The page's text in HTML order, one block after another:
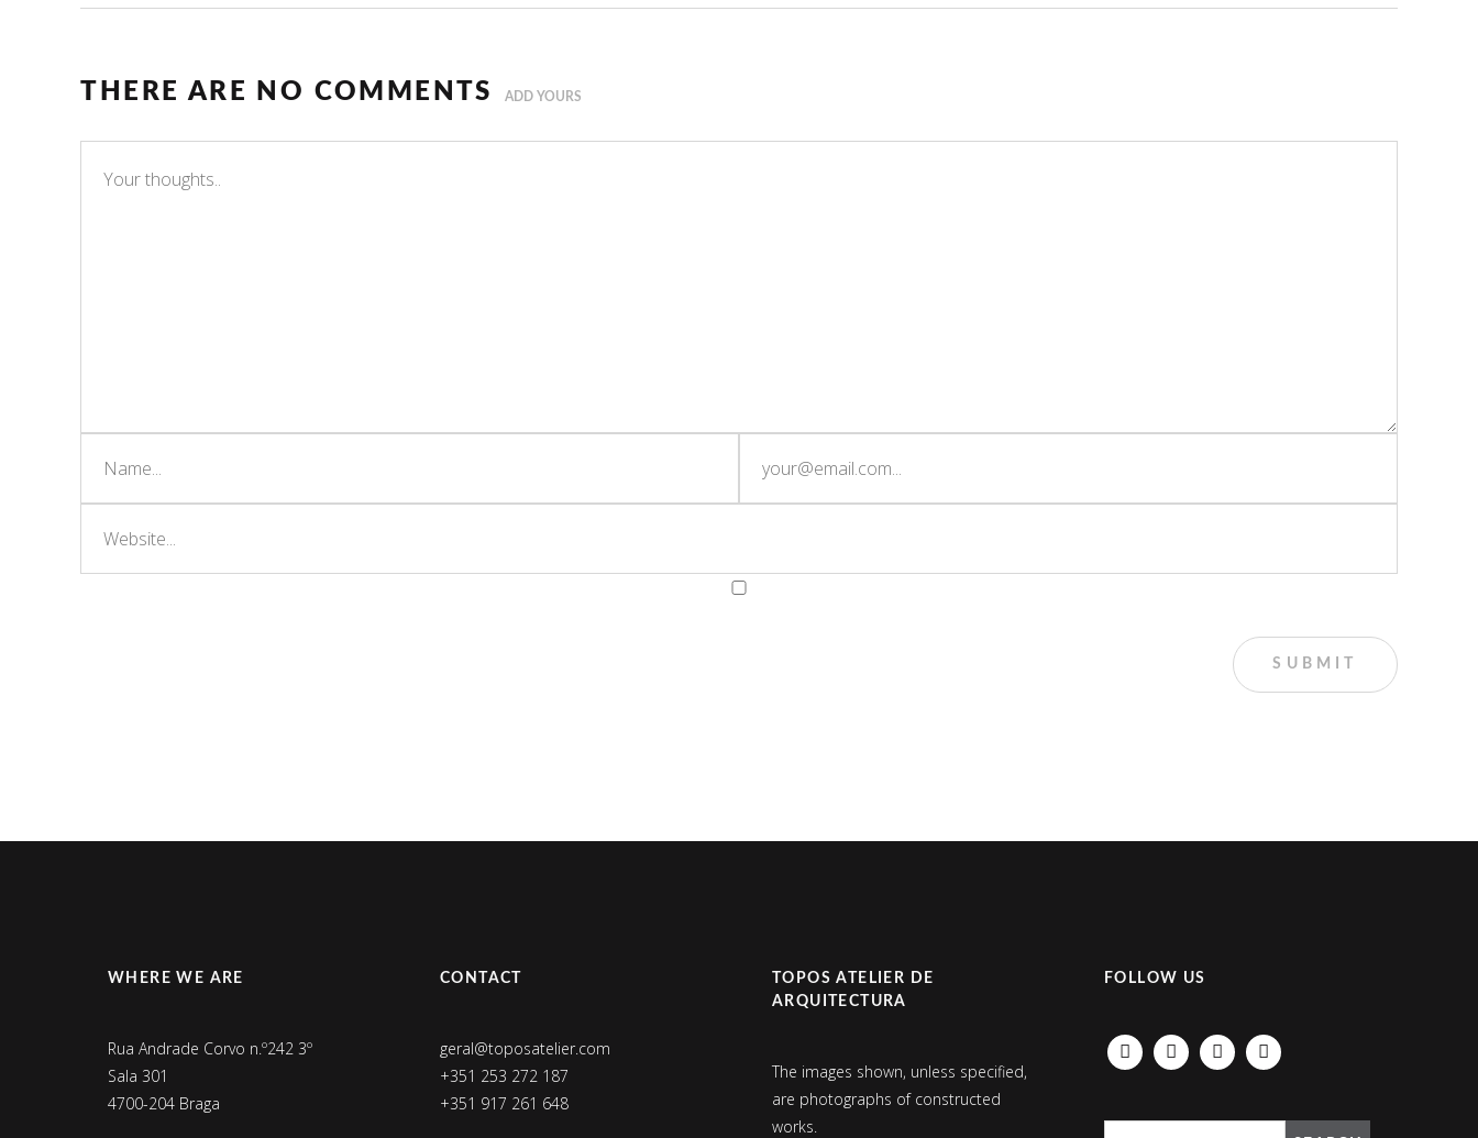
THERE ARE NO COMMENTS ADD YOURS
WHERE WE ARE
Rua Andrade Corvo n.º242 3º
Sala 301
4700-204 Braga
CONTACT
geral@toposatelier.com
+351 253 272 187
+351 917 261 648
TOPOS ATELIER DE
ARQUITECTURA
The images shown, unless specified,
are photographs of constructed
works.
FOLLOW US
FACEBOOKINSTAGRAMLINKEDINPINTEREST